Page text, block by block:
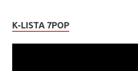
K-LISTA 7POP